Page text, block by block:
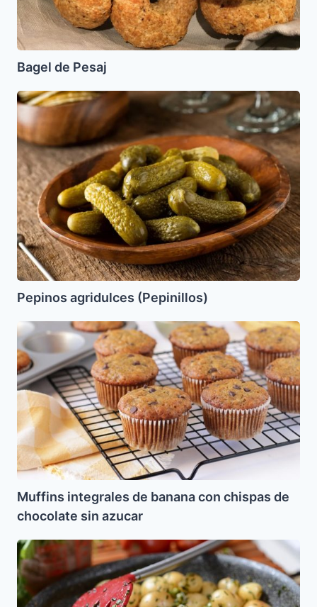
Bagel de Pesaj
Pepinos
agridulces
(Pepinillos)
Pepinos agridulces (Pepinillos)
Muffins
integrales
de
banana
con
chispas
de
chocolate
sin
Muffins integrales de banana con chispas de
chocolate sin azucar
Papas
Colombianas
al
Ajillo